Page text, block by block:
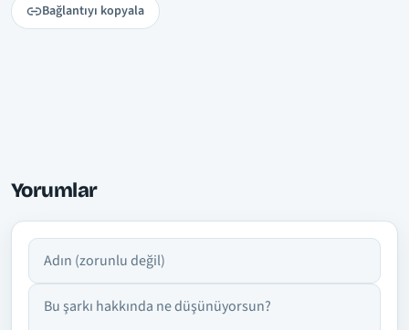
Bağlantıyı kopyala
Yorumlar
Adın
Yorumun